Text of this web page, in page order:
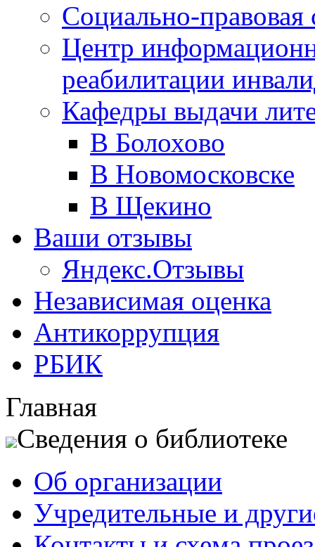
Социально-правовая
Центр
реабилитации
Кафедры выдачи
В Болохово
В Новомосковске
В Щекино
Ваши отзывы
Яндекс.Отзывы
Независимая оценка
Антикоррупция
РБИК
Главная
Сведения о библиотеке
Об организации
Учредительные и